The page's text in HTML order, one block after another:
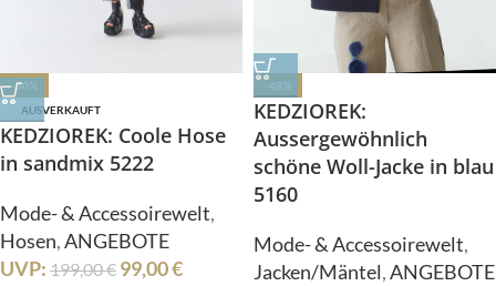
-50%
AUSVERKAUFT
KEDZIOREK: Coole Hose
in sandmix 5222
Mode- & Accessoirewelt,
Hosen,ANGEBOTE
UVP: 199,00€ 99,00€
-48%
KEDZIOREK:
Aussergewöhnlich
schöne Woll-Jacke in blau
5160
Mode- & Accessoirewelt,
Jacken/Mäntel,ANGEBOTE